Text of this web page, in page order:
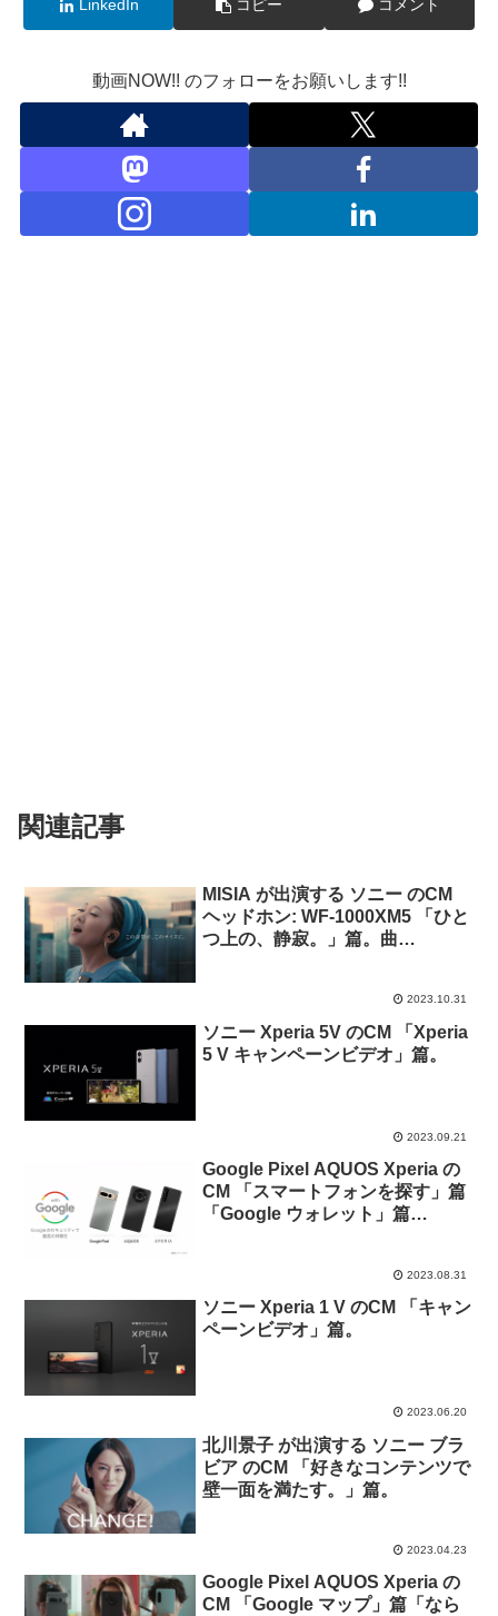
LinkedIn コピー コメント
動画NOW!! のフォローをお願いします!!
関連記事
MISIA が出演する ソニー のCM
ヘッドホン: WF-1000XM5 「ひと
つ上の、静寂。」篇。曲
2023.10.31
ソニー Xperia 5V のCM 「Xperia
5 V キャンペーンビデオ」篇。
2023.09.21
Google Pixel AQUOS Xperia の
CM 「スマートフォンを探す」篇
「Google ウォレット」篇
2023.08.31
ソニー Xperia 1 V のCM 「キャン
ペーンビデオ」篇。
2023.06.20
北川景子 が出演する ソニー ブラ
ビア のCM 「好きなコンテンツで
壁一面を満たす。」篇。
2023.04.23
Google Pixel AQUOS Xperia の
CM 「Google マップ」篇「なら